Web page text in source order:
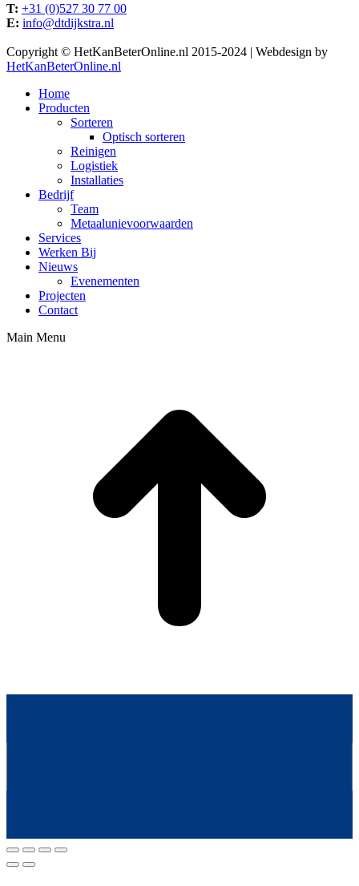
T: +31 (0)527 30 77 00
E: info@dtdijkstra.nl
Facebook
page
new
Linkedin
page
new
X
page
new
YouTube
page
new
Copyright © HetKanBeterOnline.nl 2015-2024 | Webdesign by
HetKanBeterOnline.nl
Home
Producten
Sorteren
Optisch sorteren
Reinigen
Logistiek
Installaties
Bedrijf
Team
Metaalunievoorwaarden
Services
Werken Bij
Nieuws
Evenementen
Projecten
Contact
Main Menu